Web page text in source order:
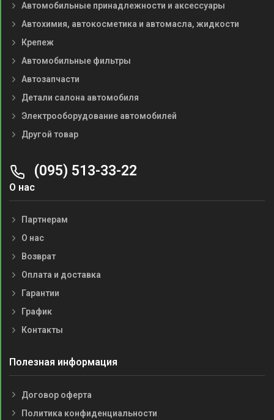
Автомобильные принадлежности и аксессуары
Автохимия, автокосметика и автомасла, жидкости
Крепеж
Автомобильные фильтры
Автозапчасти
Детали салона автомобиля
Электрооборудование автомобилей
Другой товар
(095) 513-33-22
О нас
Партнерам
О нас
Возврат
Оплата и доставка
Гарантии
График
Контакты
Полезная информация
Договор оферта
Политика конфиденциальности